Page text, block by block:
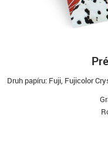
Druh papíru: Fuji, Fujicolor